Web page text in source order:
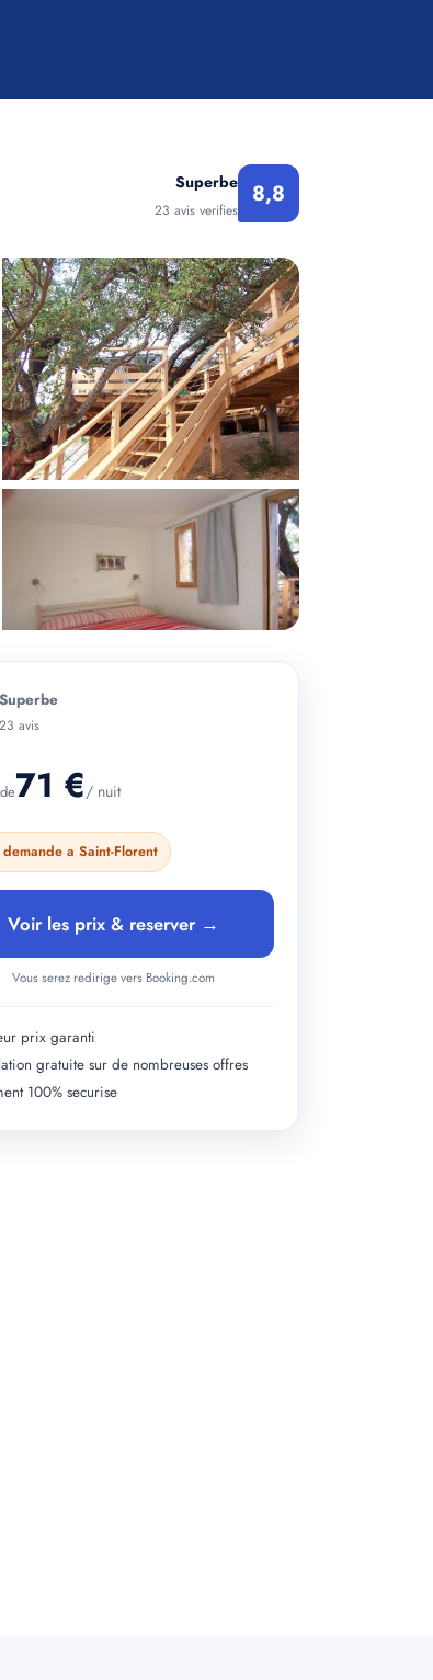
Superbe
23 avis verifies
8,8
+ 3 photos
Superbe
23 avis
71 €/ nuit
demande a Saint-Florent
Voir les prix & reserver →
Vous serez redirige vers Booking.com
prix garanti
gratuite sur de nombreuses offres
100% securise